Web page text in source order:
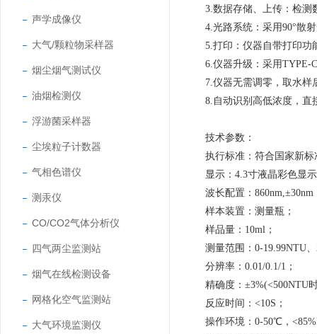
声学成像仪
大气/颗粒物采样器
烟尘烟气测试仪
油烟检测仪
浮游菌采样器
尘埃粒子计数器
气相色谱仪
测汞仪
CO/CO2气体分析仪
四气两尘监测站
烟气在线检测设备
网格化空气监测站
大气环境监测仪
3.数据存储、上传：检测
4.光路系统：采用90°散
5.打印：仪器自带打印功
6.仪器升级：采用TYPE-
7.仪器无需调零，取水样
8.自动识别高低浓度，直
技术参数：
执行标准：符合国家新标
显示： 4.3寸液晶彩色显
波长配置： 860nm,±30nm
样本装置：测量瓶；
样品量： 10ml；
测量范围： 0-19.99NTU
分辨率： 0.01/0.1/1；
精确度： ±3%(<500NTU
反应时间： <10S；
操作环境： 0-50℃，